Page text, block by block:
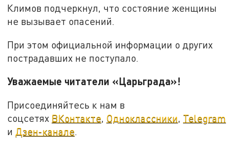
Климов подчеркнул, что состояние женщины
не вызывает опасений.
При этом официальной информации о других
пострадавших не поступало.
Уважаемые читатели «Царьграда»!
Присоединяйтесь к нам в
соцсетях ВКонтакте, Одноклассники, Telegram
и Дзен-канале.